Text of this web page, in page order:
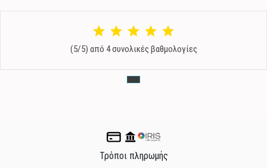
(5/5) από 4 συνολικές βαθμολογίες
Τρόποι πληρωμής